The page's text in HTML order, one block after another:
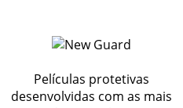
Películas protetivas
desenvolvidas com as mais